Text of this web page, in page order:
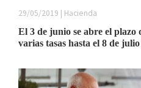
29/05/2019 | Hacienda
El 3 de junio se abre el plazo
varias tasas hasta el 8 de julio